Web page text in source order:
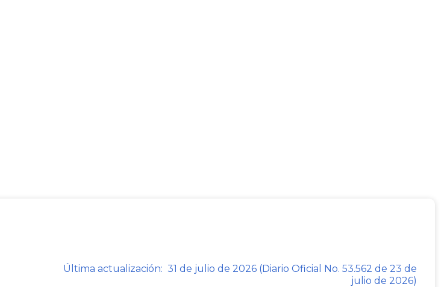
Última actualización: 31 de julio de 2026 (Diario Oficial No. 53.562 de 23 de
julio de 2026)